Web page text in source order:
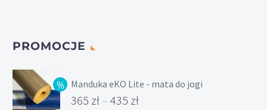
PROMOCJE
Manduka eKO Lite - mata do jogi
365 zł – 435 zł